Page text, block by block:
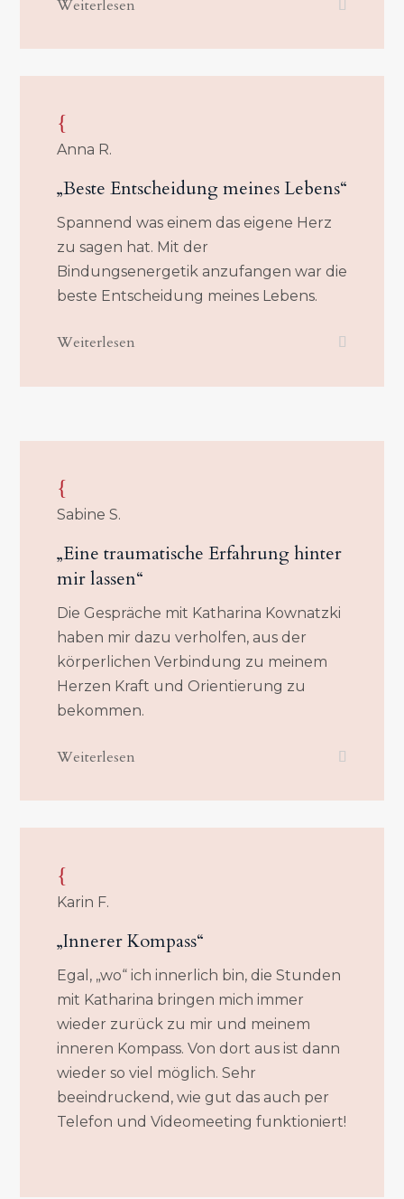
Weiterlesen
{
Anna R.
„Beste Entscheidung meines Lebens“
Spannend was einem das eigene Herz
zu sagen hat. Mit der
Bindungsenergetik anzufangen war die
beste Entscheidung meines Lebens.
Weiterlesen
{
Sabine S.
„Eine traumatische Erfahrung hinter
mir lassen“
Die Gespräche mit Katharina Kownatzki
haben mir dazu verholfen, aus der
körperlichen Verbindung zu meinem
Herzen Kraft und Orientierung zu
bekommen.
Weiterlesen
{
Karin F.
„Innerer Kompass“
Egal, „wo“ ich innerlich bin, die Stunden
mit Katharina bringen mich immer
wieder zurück zu mir und meinem
inneren Kompass. Von dort aus ist dann
wieder so viel möglich. Sehr
beeindruckend, wie gut das auch per
Telefon und Videomeeting funktioniert!